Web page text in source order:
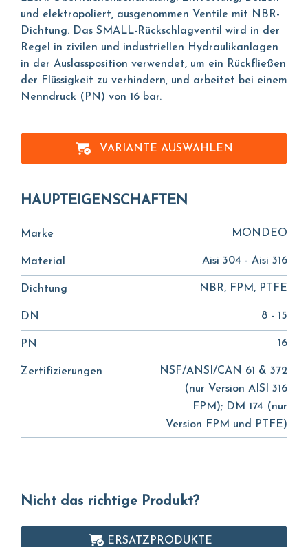
und elektropoliert, ausgenommen Ventile mit NBR-
Dichtung. Das SMALL-Rückschlagventil wird in der
Regel in zivilen und industriellen Hydraulikanlagen
in der Auslassposition verwendet, um ein Rückfließen
der Flüssigkeit zu verhindern, und arbeitet bei einem
Nenndruck (PN) von 16 bar.
VARIANTE AUSWÄHLEN
HAUPTEIGENSCHAFTEN
Marke MONDEO
Material Aisi 304 - Aisi 316
Dichtung NBR, FPM, PTFE
DN 8 - 15
PN 16
Zertifizierungen
NSF/ANSI/CAN 61 & 372
(nur Version AISI 316
FPM); DM 174 (nur
Version FPM und PTFE)
Nicht das richtige Produkt?
ERSATZPRODUKTE